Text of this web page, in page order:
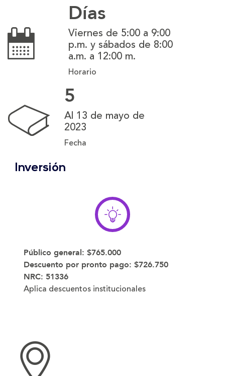
Días
Viernes de 5:00 a 9:00
p.m. y sábados de 8:00
a.m. a 12:00 m.
Horario
5
Al 13 de mayo de
2023
Fecha
Inversión
Público general: $765.000
Descuento por pronto pago: $726.750
NRC: 51336
Aplica descuentos institucionales